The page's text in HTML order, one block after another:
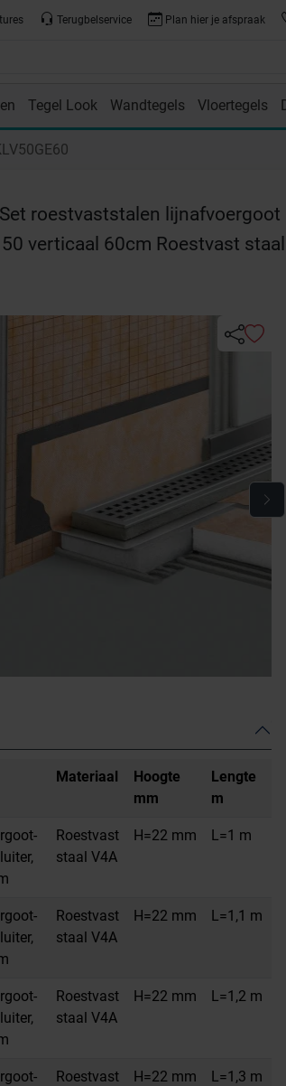
Terugbelservice Plan hier je afspraak
Tegel Look Wandtegels Vloertegels
Set roestvaststalen lijnafvoergoot
verticaal 60cm Roestvast
Materiaal
Hoogte
mm
Lengte
m
Roestvast
staal V4A
H=22 mm L=1 m
Roestvast
staal V4A
H=22 mm L=1,1 m
Roestvast
staal V4A
H=22 mm L=1,2 m
Roestvast
H=22 mm L=1,3 m